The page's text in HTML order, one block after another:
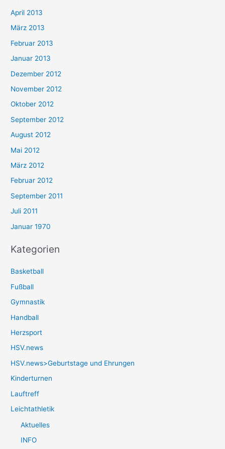
April 2013
März 2013
Februar 2013
Januar 2013
Dezember 2012
November 2012
Oktober 2012
September 2012
August 2012
Mai 2012
März 2012
Februar 2012
September 2011
Juli 2011
Januar 1970
Kategorien
Basketball
Fußball
Gymnastik
Handball
Herzsport
HSV.news
HSV.news>Geburtstage und Ehrungen
Kinderturnen
Lauftreff
Leichtathletik
Aktuelles
INFO